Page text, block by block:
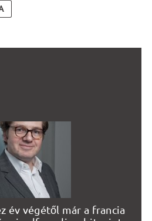
év végétől már a francia